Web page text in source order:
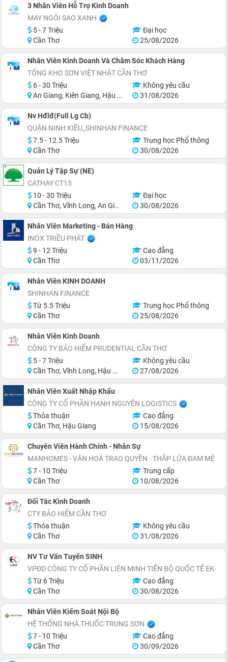
3 Nhân Viên Hỗ Trợ Kinh Doanh
MAY NGÔI SAO XANH
5 - 7 Triệu
Đại học
Cần Thơ
25/08/2026
Nhân Viên Kinh Doanh Và Chăm Sóc Khách Hàng
TỔNG KHO SƠN VIỆT NHẬT CẦN THƠ
6 - 30 Triệu
Không yêu cầu
An Giang, Kiên Giang, Hậu Giang, Sóc Trăng, Bạc Liêu, Cà Mau
31/08/2026
Nv Hđlđ(Full Lg Cb)
QUẬN NINH KIỀU_SHINHAN FINANCE
7.5 - 12.5 Triệu
Trung học Phổ thông
Cần Thơ
30/08/2026
Quản Lý Tập Sự (NE)
CATHAY CT15
10 - 30 Triệu
Đại học
Cần Thơ, Vĩnh Long, An Giang, Hậu Giang, Hồ Chí Minh
30/08/2026
Nhân Viên Marketing - Bán Hàng
INOX TRIỀU PHÁT
9 - 12 Triệu
Cao đẳng
Cần Thơ
03/11/2026
Nhân Viên KINH DOANH
SHINHAN FINANCE
Từ 5.5 Triệu
Trung học Phổ thông
Cần Thơ
25/08/2026
Nhân Viên Kinh Doanh
CÔNG TY BẢO HIỂM PRUDENTIAL CẦN THƠ
5 - 7 Triệu
Không yêu cầu
Cần Thơ, Vĩnh Long, Hậu Giang
27/08/2026
Nhân Viên Xuất Nhập Khẩu
CÔNG TY CỔ PHẦN HẠNH NGUYÊN LOGISTICS
Thỏa thuận
Cao đẳng
Cần Thơ, Hậu Giang
15/08/2026
Chuyên Viên Hành Chính - Nhân Sự
MANHOMES - VĂN HOÁ TRAO QUYỀN - THẮP LỬA ĐAM MÊ
7 - 10 Triệu
Trung cấp
Cần Thơ
10/08/2026
Đối Tác Kinh Doanh
CTY BẢO HIỂM CẦN THƠ
Thỏa thuận
Không yêu cầu
Cần Thơ
31/08/2026
NV Tư Vấn Tuyển SINH
VPĐD CÔNG TY CỔ PHẦN LIÊN MINH TIẾN BỘ QUỐC TẾ EK
Từ 6 Triệu
Cao đẳng
Cần Thơ
30/08/2026
Nhân Viên Kiểm Soát Nội Bộ
HỆ THỐNG NHÀ THUỐC TRUNG SƠN
7 - 10 Triệu
Cao đẳng
Cần Thơ
30/09/2026